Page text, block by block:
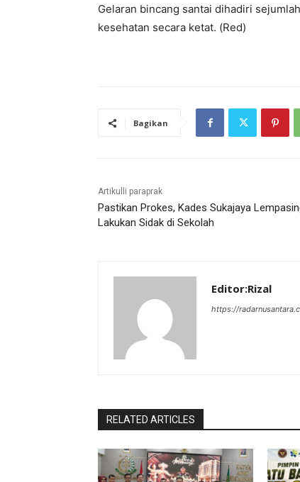
Gelaran bincang santai dihadiri
kesehatan secara ketat. (Red)
Bagikan
Artikulli paraprak
Pastikan Prokes, Kades Sukajaya
Lakukan Sidak di Sekolah
Editor:Rizal
https://
RELATED ARTICLES